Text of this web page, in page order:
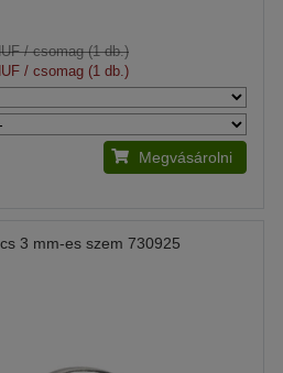
/ csomag (1 db.)
/ csomag (1 db.)
Megvásárolni
3 mm-es szem 730925